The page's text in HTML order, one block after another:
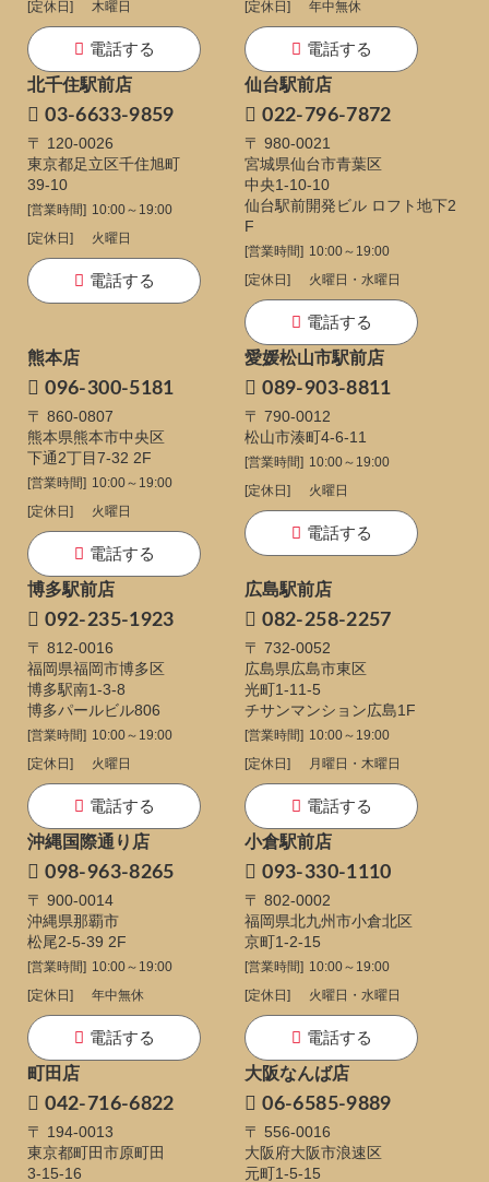
[定休日]
木曜日
電話する
[定休日]
年中無休
電話する
北千住駅前店
03-6633-9859
〒 120-0026
東京都足立区千住旭町
39-10
[営業時間] 10:00～19:00
[定休日]
火曜日
電話する
仙台駅前店
022-796-7872
〒 980-0021
宮城県仙台市青葉区
中央1-10-10
仙台駅前開発ビル ロフト地下2
F
[営業時間] 10:00～19:00
[定休日]
火曜日・水曜日
電話する
熊本店
096-300-5181
〒 860-0807
熊本県熊本市中央区
下通2丁目7-32 2F
[営業時間] 10:00～19:00
[定休日]
火曜日
電話する
愛媛松山市駅前店
089-903-8811
〒 790-0012
松山市湊町4-6-11
[営業時間] 10:00～19:00
[定休日]
火曜日
電話する
博多駅前店
092-235-1923
〒 812-0016
福岡県福岡市博多区
博多駅南1-3-8
博多パールビル806
[営業時間] 10:00～19:00
[定休日]
火曜日
電話する
広島駅前店
082-258-2257
〒 732-0052
広島県広島市東区
光町1-11-5
チサンマンション広島1F
[営業時間] 10:00～19:00
[定休日]
月曜日・木曜日
電話する
沖縄国際通り店
098-963-8265
〒 900-0014
沖縄県那覇市
松尾2-5-39 2F
[営業時間] 10:00～19:00
[定休日]
年中無休
電話する
小倉駅前店
093-330-1110
〒 802-0002
福岡県北九州市小倉北区
京町1-2-15
[営業時間] 10:00～19:00
[定休日]
火曜日・水曜日
電話する
町田店
042-716-6822
〒 194-0013
東京都町田市原町田
3-15-16
大阪なんば店
06-6585-9889
〒 556-0016
大阪府大阪市浪速区
元町1-5-15